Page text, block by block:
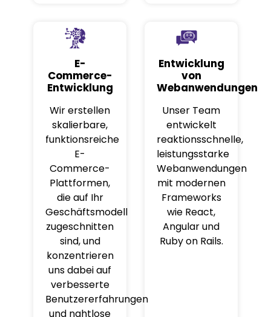
E-
Commerce-
Entwicklung
Wir erstellen
skalierbare,
funktionsreiche
E-
Commerce-
Plattformen,
die auf Ihr
Geschäftsmodell
zugeschnitten
sind, und
konzentrieren
uns dabei auf
verbesserte
Benutzererfahrungen
und nahtlose
Entwicklung
von
Webanwendungen
Unser Team
entwickelt
reaktionsschnelle,
leistungsstarke
Webanwendungen
mit modernen
Frameworks
wie React,
Angular und
Ruby on Rails.